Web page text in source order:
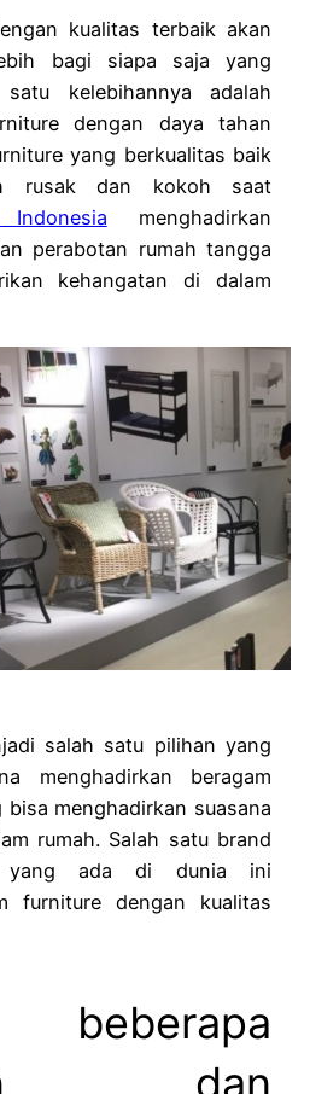
kualitas terbaik akan
bagi siapa saja yang
kelebihannya adalah
dengan daya tahan
yang berkualitas baik
rusak dan kokoh saat
menghadirkan
perabotan rumah tangga
kehangatan di dalam
salah satu pilihan yang
menghadirkan beragam
menghadirkan suasana
rumah. Salah satu brand
yang ada di dunia ini
furniture dengan kualitas
dan